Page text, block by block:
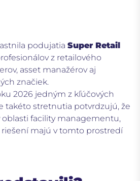
podujatia Super Retail
z retailového
asset manažérov aj
značiek.
2026 jedným z kľúčových
takéto stretnutia potvrdzujú, že
oblasti facility managementu,
majú v tomto prostredí